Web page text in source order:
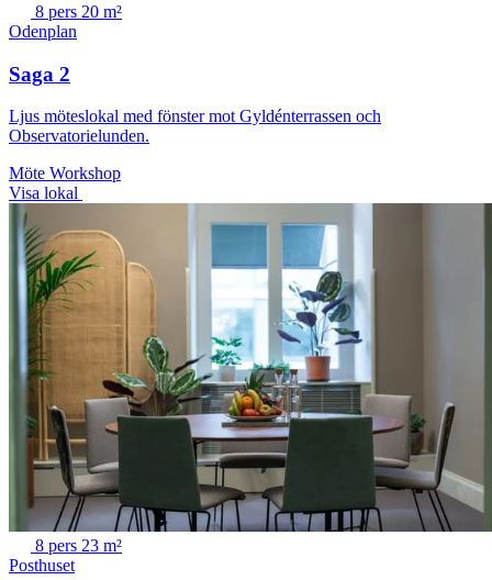
8 pers 20 m²
Odenplan
Saga 2
Ljus möteslokal med fönster mot Gyldénterrassen och
Observatorielunden.
Möte Workshop
Visa lokal
8 pers 23 m²
Posthuset